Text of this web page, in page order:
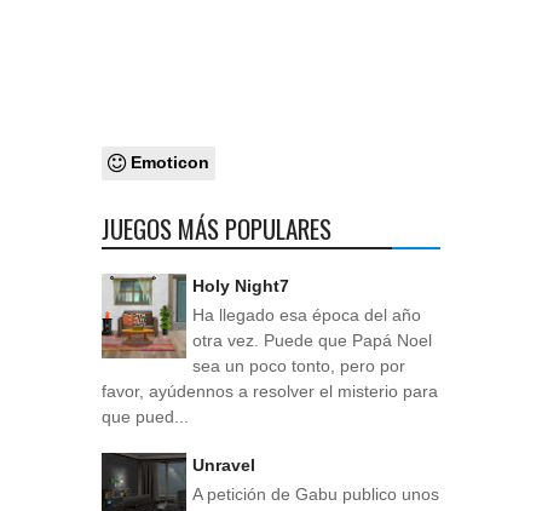
Emoticon
JUEGOS MÁS POPULARES
Holy Night7
Ha llegado esa época del año
otra vez. Puede que Papá Noel
sea un poco tonto, pero por
favor, ayúdennos a resolver el misterio para
que pued...
Unravel
A petición de Gabu publico unos